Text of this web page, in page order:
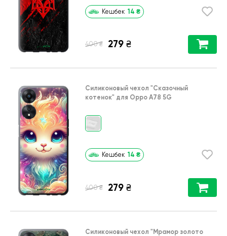
Кешбек 14 ₴
400 ₴ 279 ₴
Силиконовый чехол "Сказочный
котенок" для Oppo A78 5G
Кешбек 14 ₴
400 ₴ 279 ₴
Силиконовый чехол "Мрамор золото